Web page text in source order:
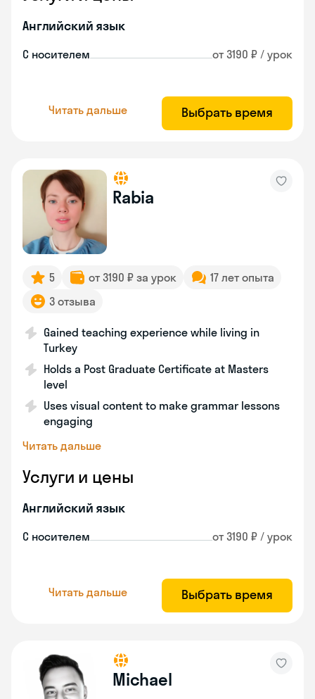
Английский язык
С носителем от 3190 ₽ / урок
Читать дальше Выбрать время
Rabia
5 от 3190 ₽ за урок
17 лет опыта
3 отзыва
Gained teaching experience while living in
Turkey
Holds a Post Graduate Certificate at Masters
level
Uses visual content to make grammar lessons
engaging
Читать дальше
Услуги и цены
Английский язык
С носителем от 3190 ₽ / урок
Читать дальше Выбрать время
Michael